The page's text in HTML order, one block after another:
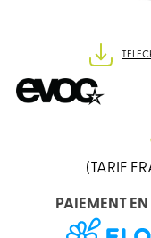
(TARIF
PAIEMENT